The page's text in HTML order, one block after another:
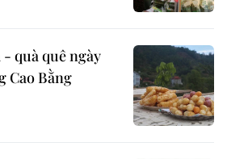
quà quê ngày
Cao Bằng